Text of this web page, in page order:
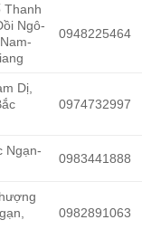
Thanh
Ngô-
0948225464
Dị,
0974732997
Ngạn-
0983441888
0982891063